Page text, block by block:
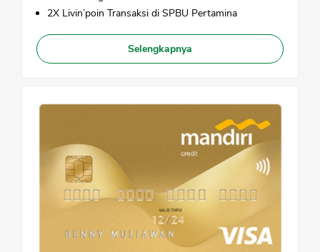
2X Livin’poin Transaksi di SPBU Pertamina
Selengkapnya